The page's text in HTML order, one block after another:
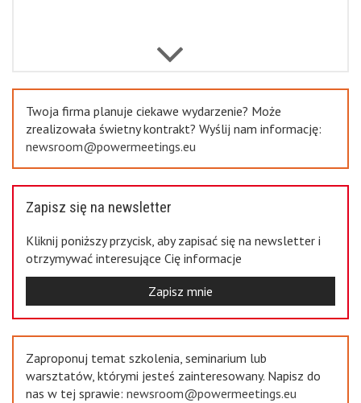
Twoja firma planuje ciekawe wydarzenie? Może
zrealizowała świetny kontrakt? Wyślij nam informację:
newsroom@powermeetings.eu
Zapisz się na newsletter
Kliknij poniższy przycisk, aby zapisać się na newsletter i
otrzymywać interesujące Cię informacje
Zapisz mnie
Zaproponuj temat szkolenia, seminarium lub
warsztatów, którymi jesteś zainteresowany. Napisz do
nas w tej sprawie: newsroom@powermeetings.eu